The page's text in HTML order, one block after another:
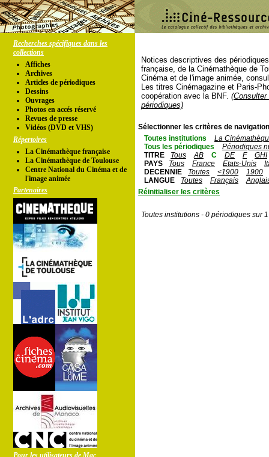
Recherches spécifiques dans les
collections
Affiches
Archives
Articles de périodiques
Dessins
Ouvrages
Photos en accés réservé
Revues de presse
Vidéos (DVD et VHS)
Répertoires
La Cinémathèque française
La Cinémathèque de Toulouse
Centre National du Cinéma et de
l'image animée
Partenaires
Pour les utilisateurs de Mac
Notices descriptives des
française, de la Cinémathèque de
Cinéma et de l'image animée,
Les titres Cinémagazine et Paris-
coopération avec la BNF.
périodiques)
Sélectionner les critères de
Toutes institutions
La
Tous les périodiques
Périodiques
TITRE
Tous AB C DE F
GHI
PAYS
Tous France Etats-Unis
DECENNIE
Toutes <1900
1900
LANGUE
Toutes Français
Réinitialiser les critères
Toutes institutions - 0 périodiques sur